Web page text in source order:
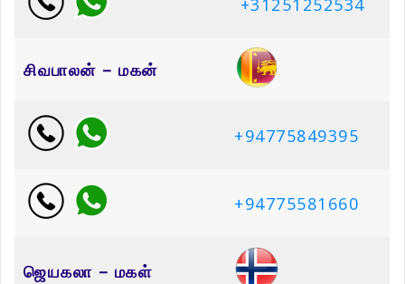
+31251252534
சிவபாலன் – மகன்
+94775849395
+94775581660
ஜெயகலா – மகள்